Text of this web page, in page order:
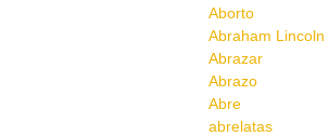
Aborto
Abraham Lincoln
Abrazar
Abrazo
Abre
abrelatas